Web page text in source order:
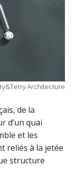
Architecture
de la
d’un quai
et les
reliés à la jetée
structure